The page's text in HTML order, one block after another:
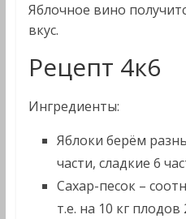
Яблочное вино
вкус.
Рецепт 4к6
Ингредиенты:
Яблоки берём
части, сладкие 6
Сахар-песок –
т.е. на 10 кг плодов